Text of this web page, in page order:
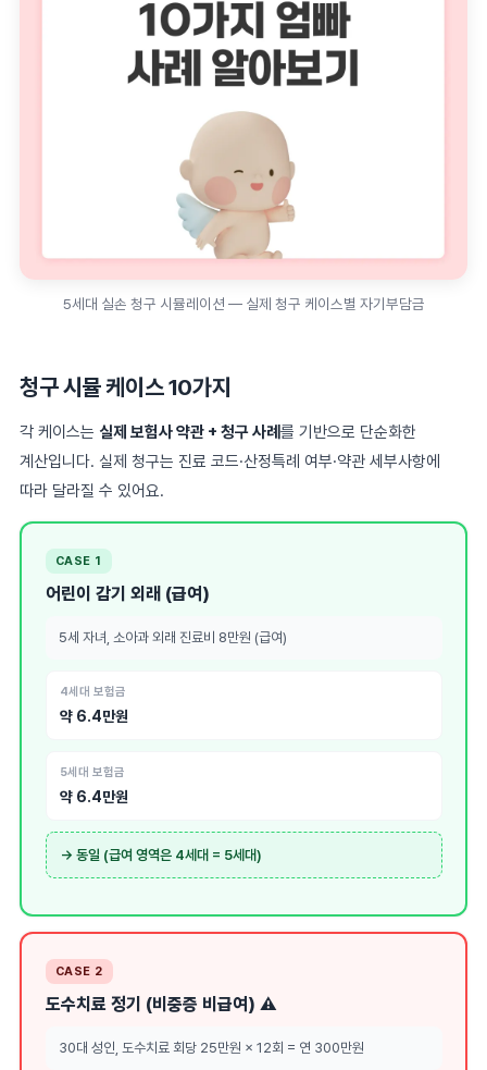
5세대 실손 청구 시뮬레이션 — 실제 청구 케이스별 자기부담금
청구 시뮬 케이스 10가지
각 케이스는 실제 보험사 약관 + 청구 사례를 기반으로 단순화한
계산입니다. 실제 청구는 진료 코드·산정특례 여부·약관 세부사항에
따라 달라질 수 있어요.
CASE 1
어린이 감기 외래 (급여)
5세 자녀, 소아과 외래 진료비 8만원 (급여)
4세대 보험금
약 6.4만원
5세대 보험금
약 6.4만원
→ 동일 (급여 영역은 4세대 = 5세대)
CASE 2
도수치료 정기 (비중증 비급여) ⚠️
30대 성인, 도수치료 회당 25만원 × 12회 = 연 300만원